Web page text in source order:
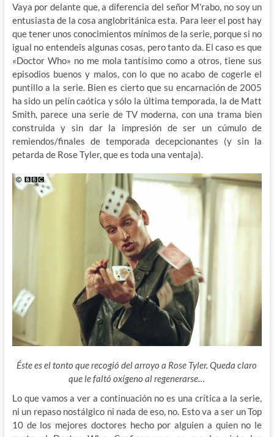
Vaya por delante que, a diferencia del señor M’rabo, no soy un
entusiasta de la cosa anglobritánica esta. Para leer el post hay
que tener unos conocimientos mínimos de la serie, porque si no
igual no entendeis algunas cosas, pero tanto da. El caso es que
«Doctor Who» no me mola tantísimo como a otros, tiene sus
episodios buenos y malos, con lo que no acabo de cogerle el
puntillo a la serie. Bien es cierto que su encarnación de 2005
ha sido un pelín caótica y sólo la última temporada, la de Matt
Smith, parece una serie de TV moderna, con una trama bien
construida y sin dar la impresión de ser un cúmulo de
remiendos/finales de temporada decepcionantes (y sin la
petarda de Rose Tyler, que es toda una ventaja).
Éste es el tonto que recogió del arroyo a Rose Tyler. Queda claro
que le faltó oxígeno al regenerarse…
Lo que vamos a ver a continuación no es una crítica a la serie,
ni un repaso nostálgico ni nada de eso, no. Esto va a ser un Top
10 de los mejores doctores hecho por alguien a quien no le